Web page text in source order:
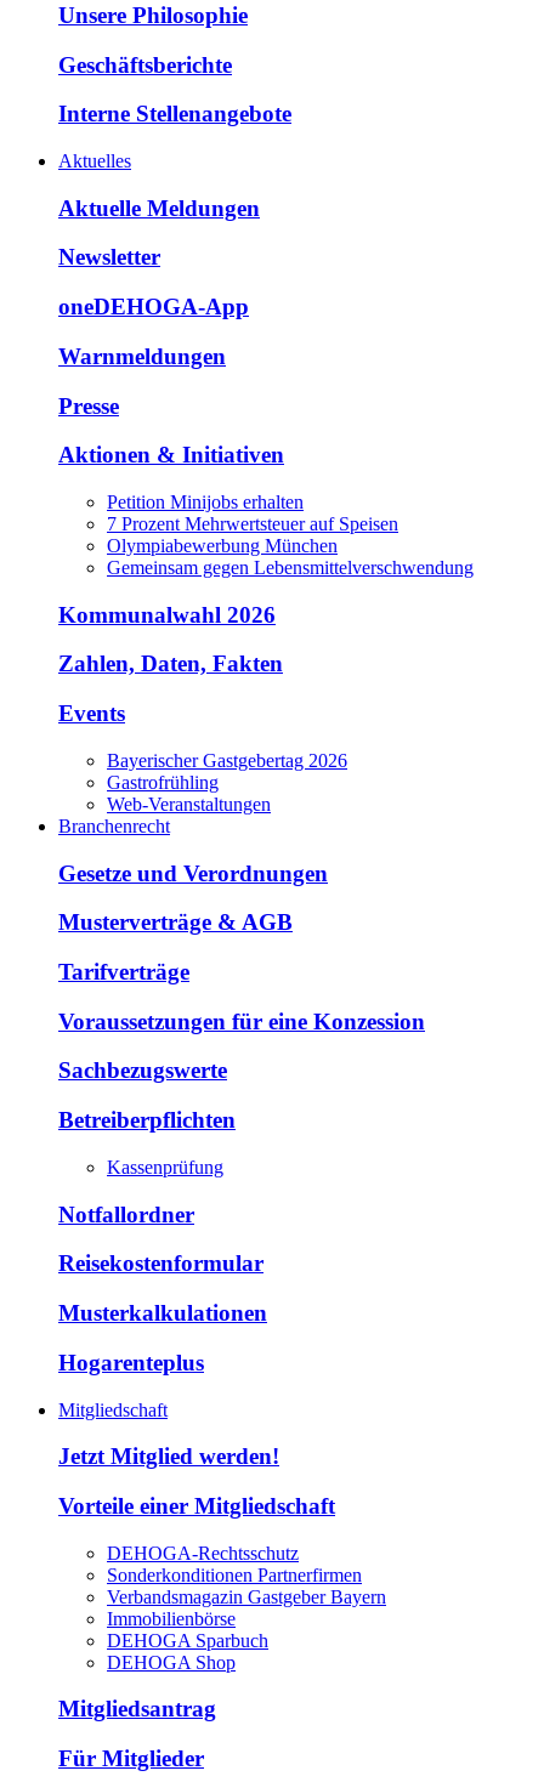
Unsere Philosophie
Geschäftsberichte
Interne Stellenangebote
Aktuelles
Aktuelle Meldungen
Newsletter
oneDEHOGA-App
Warnmeldungen
Presse
Aktionen & Initiativen
Petition Minijobs erhalten
7 Prozent Mehrwertsteuer auf Speisen
Olympiabewerbung München
Gemeinsam gegen Lebensmittelverschwendung
Kommunalwahl 2026
Zahlen, Daten, Fakten
Events
Bayerischer Gastgebertag 2026
Gastrofrühling
Web-Veranstaltungen
Branchenrecht
Gesetze und Verordnungen
Musterverträge & AGB
Tarifverträge
Voraussetzungen für eine Konzession
Sachbezugswerte
Betreiberpflichten
Kassenprüfung
Notfallordner
Reisekostenformular
Musterkalkulationen
Hogarenteplus
Mitgliedschaft
Jetzt Mitglied werden!
Vorteile einer Mitgliedschaft
DEHOGA-Rechtsschutz
Sonderkonditionen Partnerfirmen
Verbandsmagazin Gastgeber Bayern
Immobilienbörse
DEHOGA Sparbuch
DEHOGA Shop
Mitgliedsantrag
Für Mitglieder